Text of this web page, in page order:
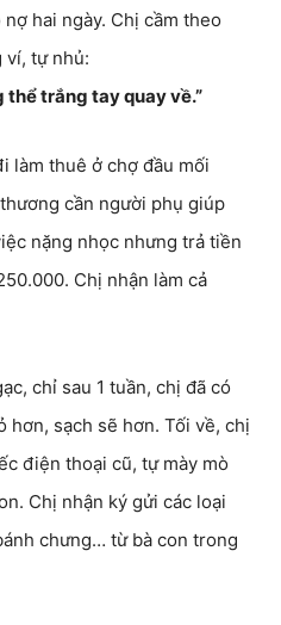
hai ngày. Chị cầm theo
ví, tự nhủ:
thể trắng tay quay về.”
làm thuê ở chợ đầu mối
cần người phụ giúp
nặng nhọc nhưng trả tiền
Chị nhận làm cả
chỉ sau 1 tuần, chị đã có
sạch sẽ hơn. Tối về, chị
điện thoại cũ, tự mày mò
Chị nhận ký gửi các loại
chưng… từ bà con trong